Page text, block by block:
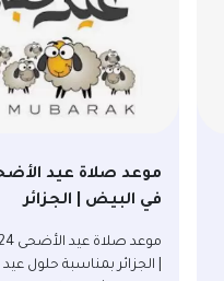
في البيض | الجزائر
| الجزائر بمناسبة حلول